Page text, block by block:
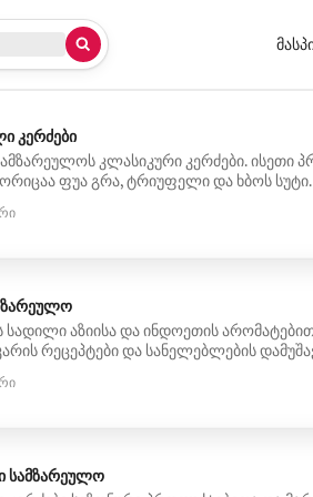
კერძები
კლასიკური კერძები. ისეთი
ფუა გრა, ტრიუფელი და ხბოს სუტი.
სადილი აზიისა და ინდოეთის
რეცეპტები და სანელებლების
სამზარეულო